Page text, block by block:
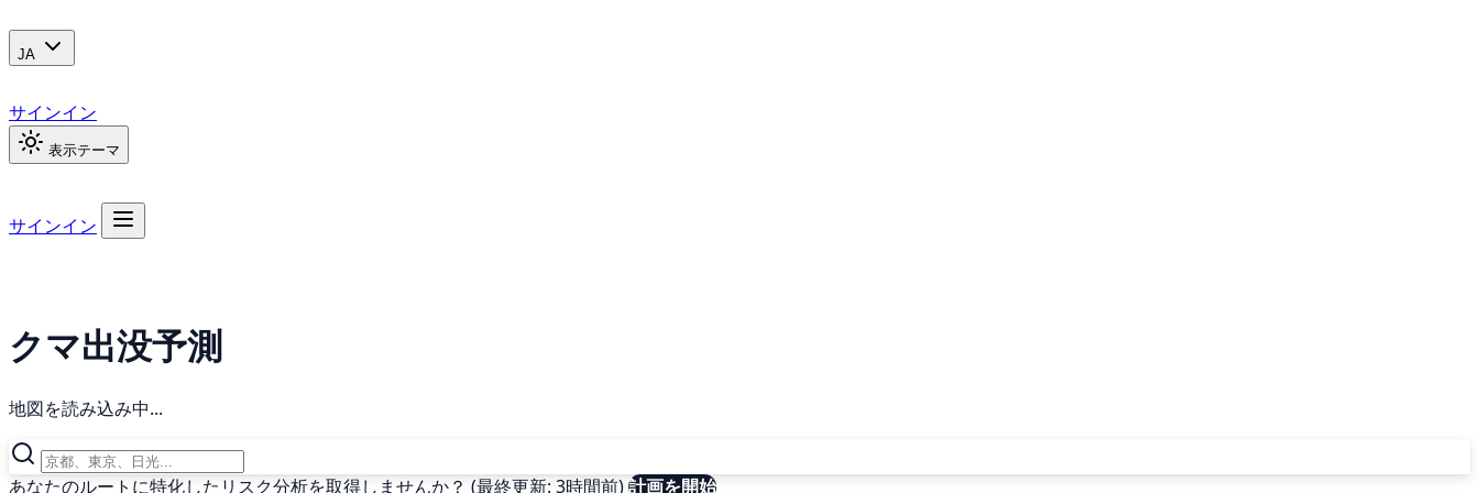
JA
サインイン
表示テーマ
サインイン
クマ出没予測
地図を読み込み中...
あなたのルートに特化したリスク分析を取得しませんか？ (最終更新: 3時間前)計画を開始